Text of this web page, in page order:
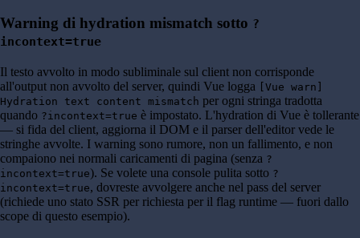
Warning di hydration mismatch sotto ?
incontext=true
Il testo avvolto in modo subliminale sul client non corrisponde
all'output non avvolto del server, quindi Vue logga [Vue warn]
Hydration text content mismatch per ogni stringa tradotta
quando ?incontext=true è impostato. L'hydration di Vue è tollerante
— si fida del client, aggiorna il DOM e il parser dell'editor vede le
stringhe avvolte. I warning sono rumore, non un fallimento, e non
compaiono nei normali caricamenti di pagina (senza ?
incontext=true). Se volete una console pulita sotto ?
incontext=true, dovreste avvolgere anche nel pass del server
(richiede uno stato SSR per richiesta per il flag runtime — fuori dallo
scope di questo esempio).